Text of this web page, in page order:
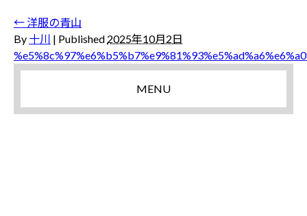
← 洋服の青山
By 十川 | Published 2025年10月2日
MENU